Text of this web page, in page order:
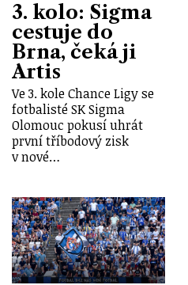
3. kolo: Sigma
cestuje do
Brna, čeká ji
Artis
Ve 3. kole Chance Ligy se
fotbalisté SK Sigma
Olomouc pokusí uhrát
první tříbodový zisk
v nové…